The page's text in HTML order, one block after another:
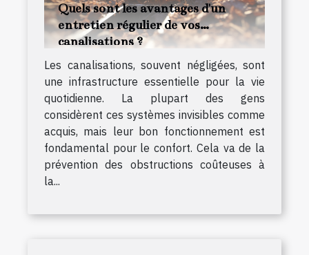
Quels sont les avantages d'un
entretien régulier de vos
canalisations ?
Les canalisations, souvent négligées, sont
une infrastructure essentielle pour la vie
quotidienne. La plupart des gens
considèrent ces systèmes invisibles comme
acquis, mais leur bon fonctionnement est
fondamental pour le confort. Cela va de la
prévention des obstructions coûteuses à
la...